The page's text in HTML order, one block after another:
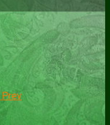
Prev